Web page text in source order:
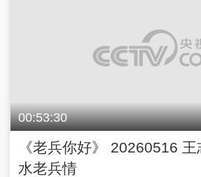
00:53:30
《老兵你好》 20260516
水老兵情